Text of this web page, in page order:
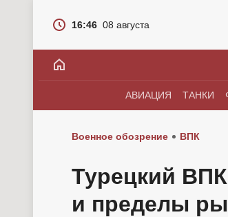
16:46 08 августа
АВИАЦИЯ ТАНКИ
Военное обозрение ВПК
Турецкий
и пределы